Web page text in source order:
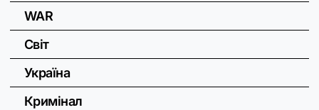
WAR
Світ
Україна
Кримінал